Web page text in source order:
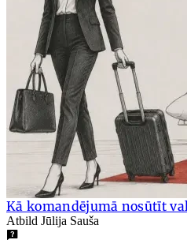
Kā komandējumā nosūtīt
Atbild Jūlija Sauša